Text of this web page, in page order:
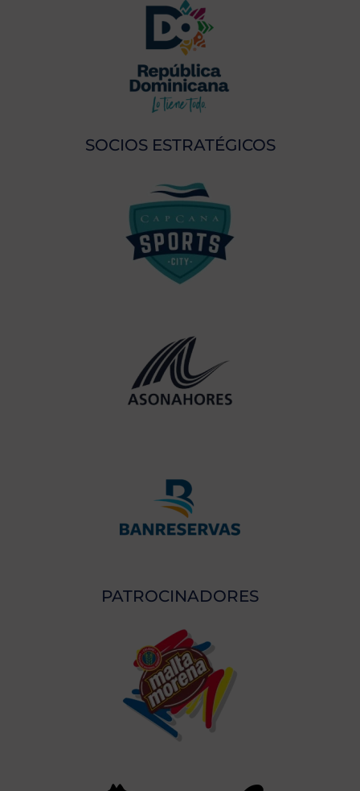
SOCIOS ESTRATÉGICOS
PATROCINADORES